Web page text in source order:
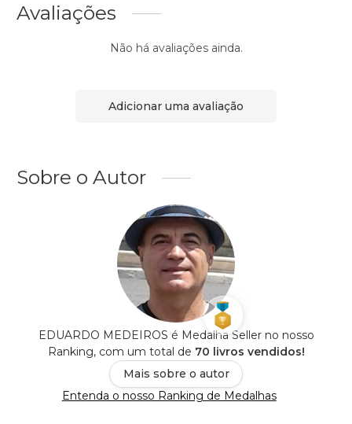
Avaliações
Não há avaliações ainda.
Adicionar uma avaliação
Sobre o Autor
EDUARDO MEDEIROS é Medalha Seller no nosso
Ranking, com um total de 70 livros vendidos!
Mais sobre o autor
Entenda o nosso Ranking de Medalhas